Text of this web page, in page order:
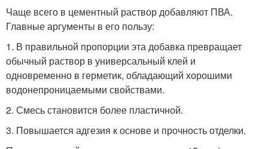
Чаще всего в цементный раствор добавляют ПВА.
Главные аргументы в его пользу:
1. В правильной пропорции эта добавка превращает
обычный раствор в универсальный клей и
одновременно в герметик, обладающий хорошими
водонепроницаемыми свойствами.
2. Смесь становится более пластичной.
3. Повышается адгезия к основе и прочность отделки.